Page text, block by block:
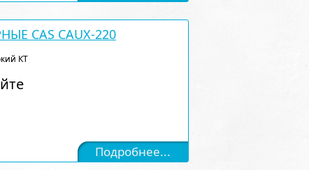
CAS CAUX-220
КТ
Подробнее...